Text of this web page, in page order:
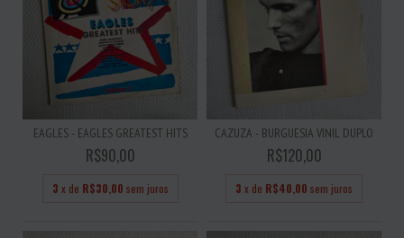
EAGLES - EAGLES GREATEST HITS
R$90,00
3 x de R$30,00 sem juros
CAZUZA - BURGUESIA VINIL DUPLO
R$120,00
3 x de R$40,00 sem juros